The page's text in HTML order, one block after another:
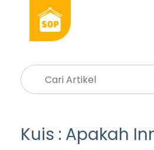
Kuis : Apakah